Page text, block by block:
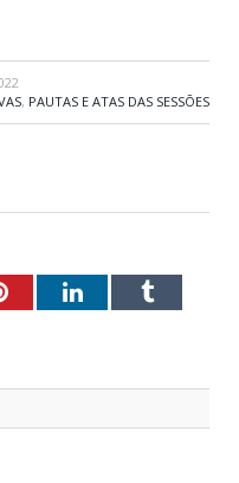
, PAUTAS E ATAS DAS SESSÕES
PinterestLinkedInTumblr